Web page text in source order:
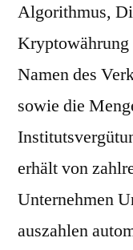
Algorithmus,
Kryptowährung
Namen des
sowie die
erhält von
Unternehmen
auszahlen